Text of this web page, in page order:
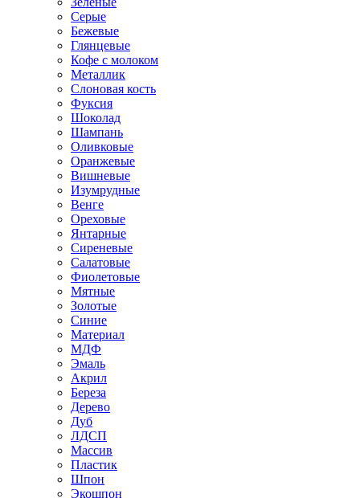
Серые
Бежевые
Глянцевые
Кофе с молоком
Металлик
Слоновая кость
Фуксия
Шоколад
Шампань
Оливковые
Оранжевые
Вишневые
Изумрудные
Венге
Ореховые
Янтарные
Сиреневые
Салатовые
Фиолетовые
Мятные
Золотые
Синие
Материал
МДФ
Эмаль
Акрил
Береза
Дерево
Дуб
ЛДСП
Массив
Пластик
Шпон
Экошпон